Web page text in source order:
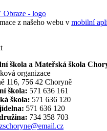
z našeho webu v mobilní
škola a Mateřská škola
organizace
116, 756 42 Choryně
škola: 571 636 161
škola: 571 636 120
571 636 120
734 358 703
zschoryne@email.cz